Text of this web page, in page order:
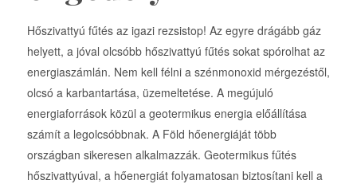
Hőszivattyú fűtés az igazi rezsistop! Az egyre drágább gáz
helyett, a jóval olcsóbb hőszivattyú fűtés sokat spórolhat az
energiaszámlán. Nem kell félni a szénmonoxid mérgezéstől,
olcsó a karbantartása, üzemeltetése. A megújuló
energiaforrások közül a geotermikus energia előállítása
számít a legolcsóbbnak. A Föld hőenergiáját több
országban sikeresen alkalmazzák. Geotermikus fűtés
hőszivattyúval, a hőenergiát folyamatosan biztosítani kell a